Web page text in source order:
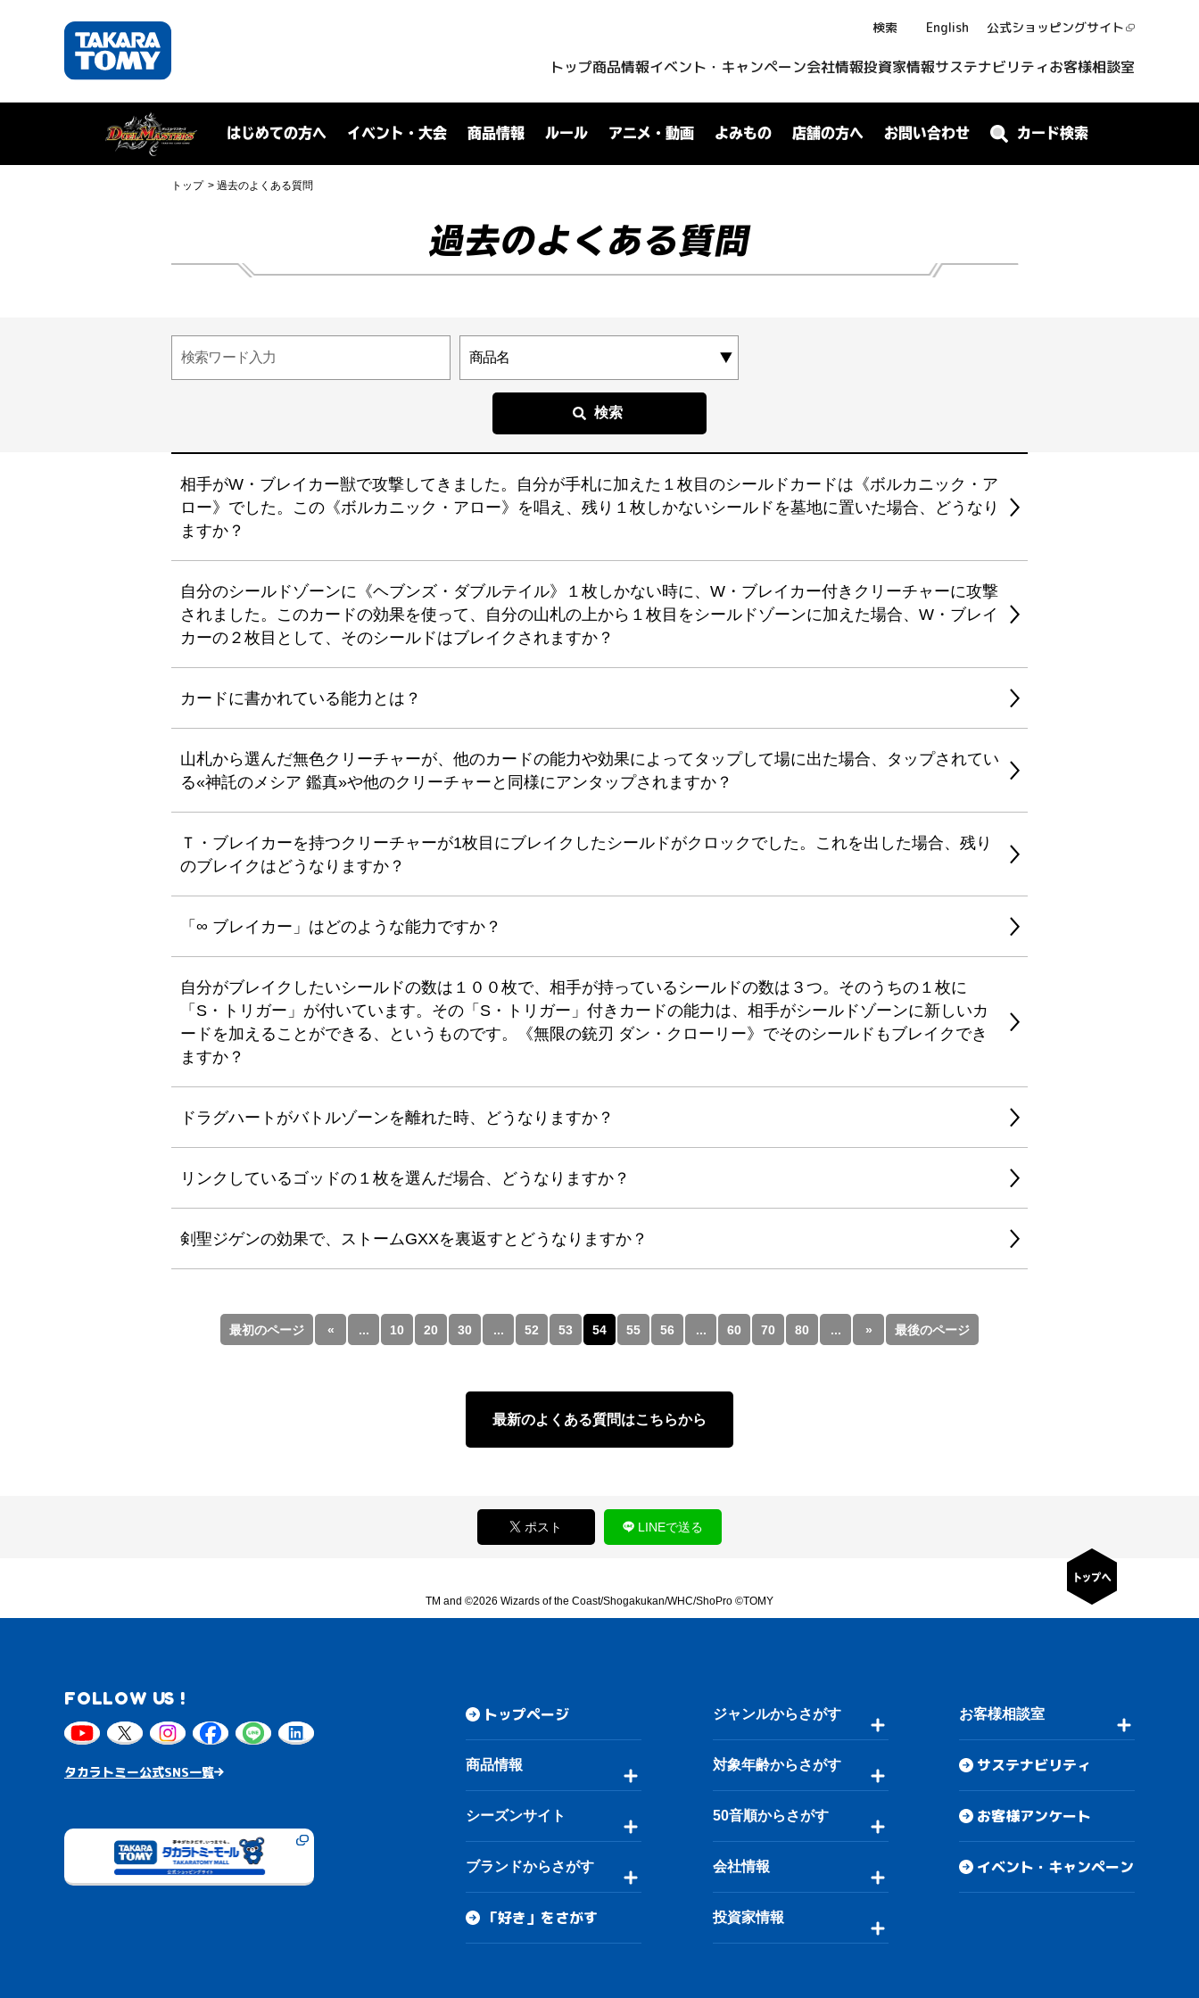
検索 English 公式ショッピングサイト
トップ商品情報イベント・キャンペーン会社情報投資家情報サステナビリティお客様相談室
はじめての方へ イベント・大会 商品情報 ルール アニメ・動画 よみもの 店舗の方へ お問い合わせ カード検索
トップ 過去のよくある質問
過去のよくある質問
相手がW・ブレイカー獣で攻撃してきました。自分が手札に加えた１枚目のシールドカードは《ボルカニック・ア
ロー》でした。この《ボルカニック・アロー》を唱え、残り１枚しかないシールドを墓地に置いた場合、どうなり
ますか？
自分のシールドゾーンに《ヘブンズ・ダブルテイル》１枚しかない時に、W・ブレイカー付きクリーチャーに攻撃
されました。このカードの効果を使って、自分の山札の上から１枚目をシールドゾーンに加えた場合、W・ブレイ
カーの２枚目として、そのシールドはブレイクされますか？
カードに書かれている能力とは？
山札から選んだ無色クリーチャーが、他のカードの能力や効果によってタップして場に出た場合、タップされてい
る«神託のメシア 鑑真»や他のクリーチャーと同様にアンタップされますか？
Ｔ・ブレイカーを持つクリーチャーが1枚目にブレイクしたシールドがクロックでした。これを出した場合、残り
のブレイクはどうなりますか？
「∞ ブレイカー」はどのような能力ですか？
自分がブレイクしたいシールドの数は１００枚で、相手が持っているシールドの数は３つ。そのうちの１枚に
「S・トリガー」が付いています。その「S・トリガー」付きカードの能力は、相手がシールドゾーンに新しいカ
ードを加えることができる、というものです。《無限の銃刃 ダン・クローリー》でそのシールドもブレイクでき
ますか？
ドラグハートがバトルゾーンを離れた時、どうなりますか？
リンクしているゴッドの１枚を選んだ場合、どうなりますか？
剣聖ジゲンの効果で、ストームGXXを裏返すとどうなりますか？
最初のページ « ... 10 20 30 ... 52 53 54 55 56 ... 60 70 80 ... » 最後のページ
最新のよくある質問はこちらから
ポスト LINEで送る
TM and ©2026 Wizards of the Coast/Shogakukan/WHC/ShoPro ©TOMY
FOLLOW US !
タカラトミー公式SNS一覧
トップページ
商品情報
シーズンサイト
ブランドからさがす
「好き」をさがす
ジャンルからさがす
対象年齢からさがす
50音順からさがす
会社情報
投資家情報
お客様相談室
サステナビリティ
お客様アンケート
イベント・キャンペーン